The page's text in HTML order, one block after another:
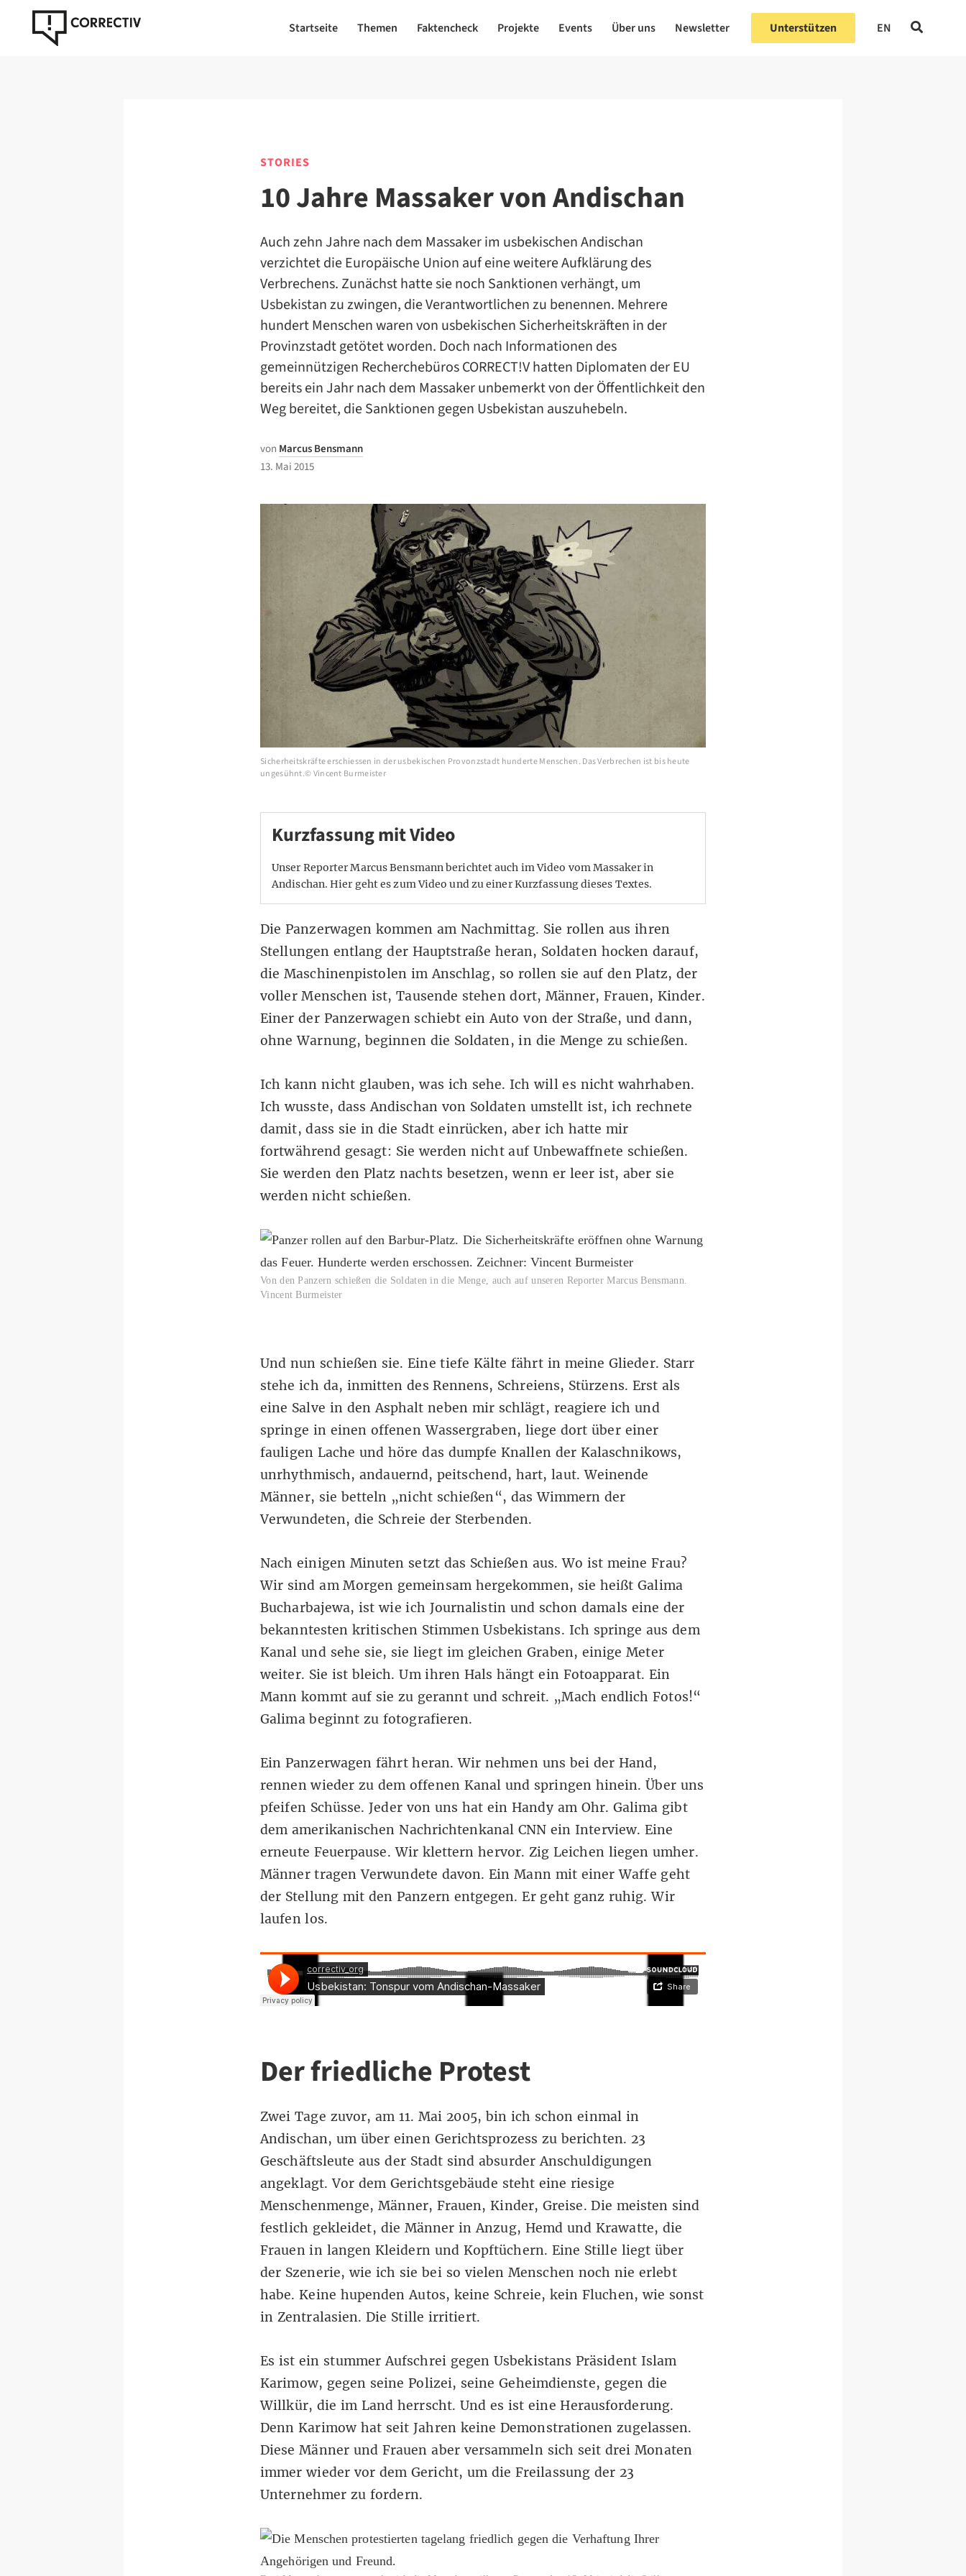
Startseite Themen Faktencheck Projekte Events Über uns Newsletter Unterstützen EN
STORIES
10 Jahre Massaker von Andischan
Auch zehn Jahre nach dem Massaker im usbekischen Andischan
verzichtet die Europäische Union auf eine weitere Aufklärung des
Verbrechens. Zunächst hatte sie noch Sanktionen verhängt, um
Usbekistan zu zwingen, die Verantwortlichen zu benennen. Mehrere
hundert Menschen waren von usbekischen Sicherheitskräften in der
Provinzstadt getötet worden. Doch nach Informationen des
gemeinnützigen Recherchebüros CORRECT!V hatten Diplomaten der EU
bereits ein Jahr nach dem Massaker unbemerkt von der Öffentlichkeit den
Weg bereitet, die Sanktionen gegen Usbekistan auszuhebeln.
von Marcus Bensmann
13. Mai 2015
Sicherheitskräfte erschiessen in der usbekischen Provonzstadt hunderte Menschen. Das Verbrechen ist bis heute
ungesühnt.© Vincent Burmeister
Kurzfassung mit Video
Unser Reporter Marcus Bensmann berichtet auch im Video vom Massaker in
Andischan.Hier geht es zum Video und zu einer Kurzfassung dieses Textes.
Die Panzerwagen kommen am Nachmittag. Sie rollen aus ihren
Stellungen entlang der Hauptstraße heran, Soldaten hocken darauf,
die Maschinenpistolen im Anschlag, so rollen sie auf den Platz, der
voller Menschen ist, Tausende stehen dort, Männer, Frauen, Kinder.
Einer der Panzerwagen schiebt ein Auto von der Straße, und dann,
ohne Warnung, beginnen die Soldaten, in die Menge zu schießen.
Ich kann nicht glauben, was ich sehe. Ich will es nicht wahrhaben.
Ich wusste, dass Andischan von Soldaten umstellt ist, ich rechnete
damit, dass sie in die Stadt einrücken, aber ich hatte mir
fortwährend gesagt: Sie werden nicht auf Unbewaffnete schießen.
Sie werden den Platz nachts besetzen, wenn er leer ist, aber sie
werden nicht schießen.
Von den Panzern schießen die Soldaten in die Menge, auch auf unseren Reporter Marcus Bensmann.
Vincent Burmeister
Und nun schießen sie. Eine tiefe Kälte fährt in meine Glieder. Starr
stehe ich da, inmitten des Rennens, Schreiens, Stürzens. Erst als
eine Salve in den Asphalt neben mir schlägt, reagiere ich und
springe in einen offenen Wassergraben, liege dort über einer
fauligen Lache und höre das dumpfe Knallen der Kalaschnikows,
unrhythmisch, andauernd, peitschend, hart, laut. Weinende
Männer, sie betteln „nicht schießen“, das Wimmern der
Verwundeten, die Schreie der Sterbenden.
Nach einigen Minuten setzt das Schießen aus. Wo ist meine Frau?
Wir sind am Morgen gemeinsam hergekommen, sie heißt Galima
Bucharbajewa, ist wie ich Journalistin und schon damals eine der
bekanntesten kritischen Stimmen Usbekistans. Ich springe aus dem
Kanal und sehe sie, sie liegt im gleichen Graben, einige Meter
weiter. Sie ist bleich. Um ihren Hals hängt ein Fotoapparat. Ein
Mann kommt auf sie zu gerannt und schreit. „Mach endlich Fotos!“
Galima beginnt zu fotografieren.
Ein Panzerwagen fährt heran. Wir nehmen uns bei der Hand,
rennen wieder zu dem offenen Kanal und springen hinein. Über uns
pfeifen Schüsse. Jeder von uns hat ein Handy am Ohr. Galima gibt
dem amerikanischen Nachrichtenkanal CNN ein Interview. Eine
erneute Feuerpause. Wir klettern hervor. Zig Leichen liegen umher.
Männer tragen Verwundete davon. Ein Mann mit einer Waffe geht
der Stellung mit den Panzern entgegen. Er geht ganz ruhig. Wir
laufen los.
Der friedliche Protest
Zwei Tage zuvor, am 11. Mai 2005, bin ich schon einmal in
Andischan, um über einen Gerichtsprozess zu berichten. 23
Geschäftsleute aus der Stadt sind absurder Anschuldigungen
angeklagt. Vor dem Gerichtsgebäude steht eine riesige
Menschenmenge, Männer, Frauen, Kinder, Greise. Die meisten sind
festlich gekleidet, die Männer in Anzug, Hemd und Krawatte, die
Frauen in langen Kleidern und Kopftüchern. Eine Stille liegt über
der Szenerie, wie ich sie bei so vielen Menschen noch nie erlebt
habe. Keine hupenden Autos, keine Schreie, kein Fluchen, wie sonst
in Zentralasien. Die Stille irritiert.
Es ist ein stummer Aufschrei gegen Usbekistans Präsident Islam
Karimow, gegen seine Polizei, seine Geheimdienste, gegen die
Willkür, die im Land herrscht. Und es ist eine Herausforderung.
Denn Karimow hat seit Jahren keine Demonstrationen zugelassen.
Diese Männer und Frauen aber versammeln sich seit drei Monaten
immer wieder vor dem Gericht, um die Freilassung der 23
Unternehmer zu fordern.